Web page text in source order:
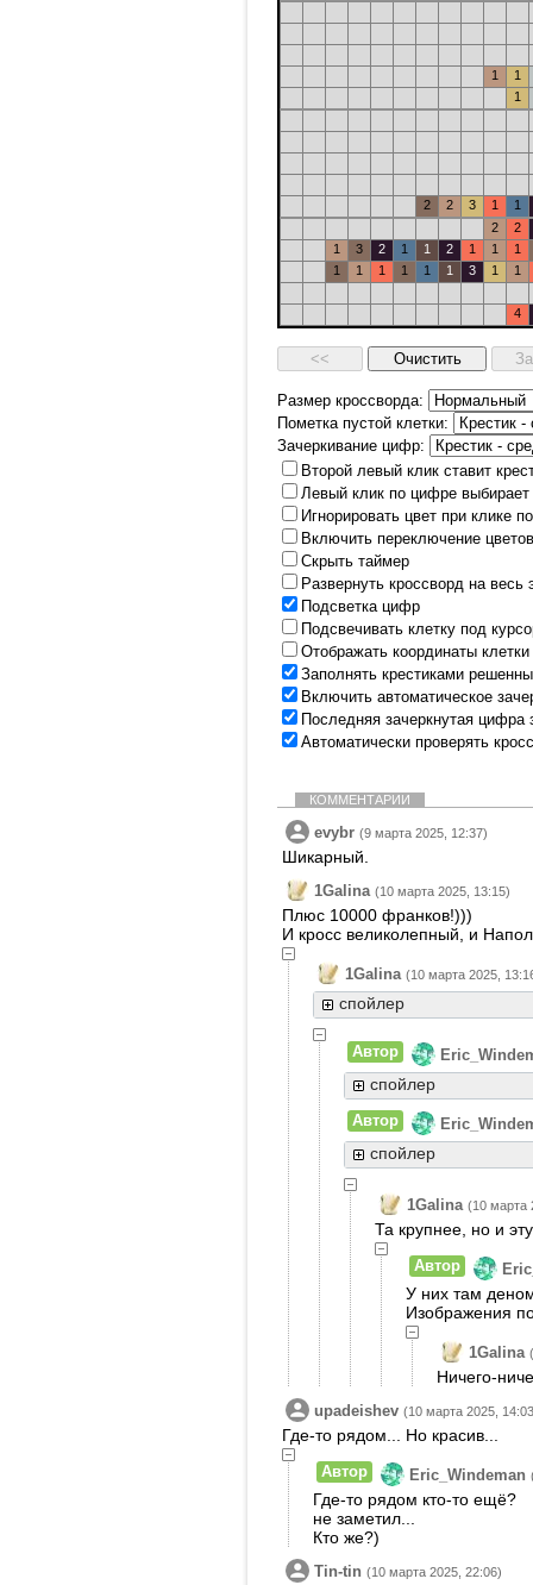
1
1
1
2 2 3 1
1
2
2
1
3 2 1 1 2 1 1
1
1
1 1 1 1 1 3 1 1
4
Размер кроссворда:
Пометка пустой клетки:
Зачеркивание цифр:
Второй левый клик ставит
Левый клик по цифре выбирает
Игнорировать цвет при клике
Включить переключение
Скрыть таймер
Развернуть кроссворд на
Подсветка цифр
Подсвечивать клетку под
Отображать координаты
Заполнять крестиками
Включить автоматическое
Последняя зачеркнутая цифра
Автоматически проверять
КОММЕНТАРИИ
evybr (9 марта 2025, 12:37)
Шикарный.
1Galina (10 марта 2025, 13:15)
Плюс 10000 франков!)))
И кросс великолепный, и
1Galina (10 марта 2025,
спойлер
Автор
спойлер
Автор
спойлер
1Galina (10 марта
Та крупнее, но и
Автор
У них там
Изображения
1Galina
Ничего-
upadeishev (10 марта 2025,
Где-то рядом... Но красив...
Автор Eric_Windeman
Где-то рядом кто-то ещё?
не заметил...
Кто же?)
Tin-tin (10 марта 2025, 22:06)